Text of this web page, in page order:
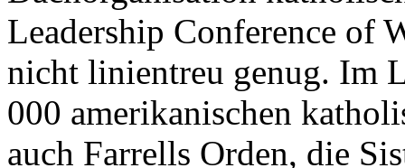
Leadership Conference of
nicht linientreu genug. Im
000 amerikanischen
auch Farrells Orden, die